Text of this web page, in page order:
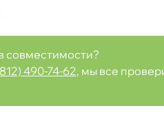
совместимости?
490-74-62, мы все